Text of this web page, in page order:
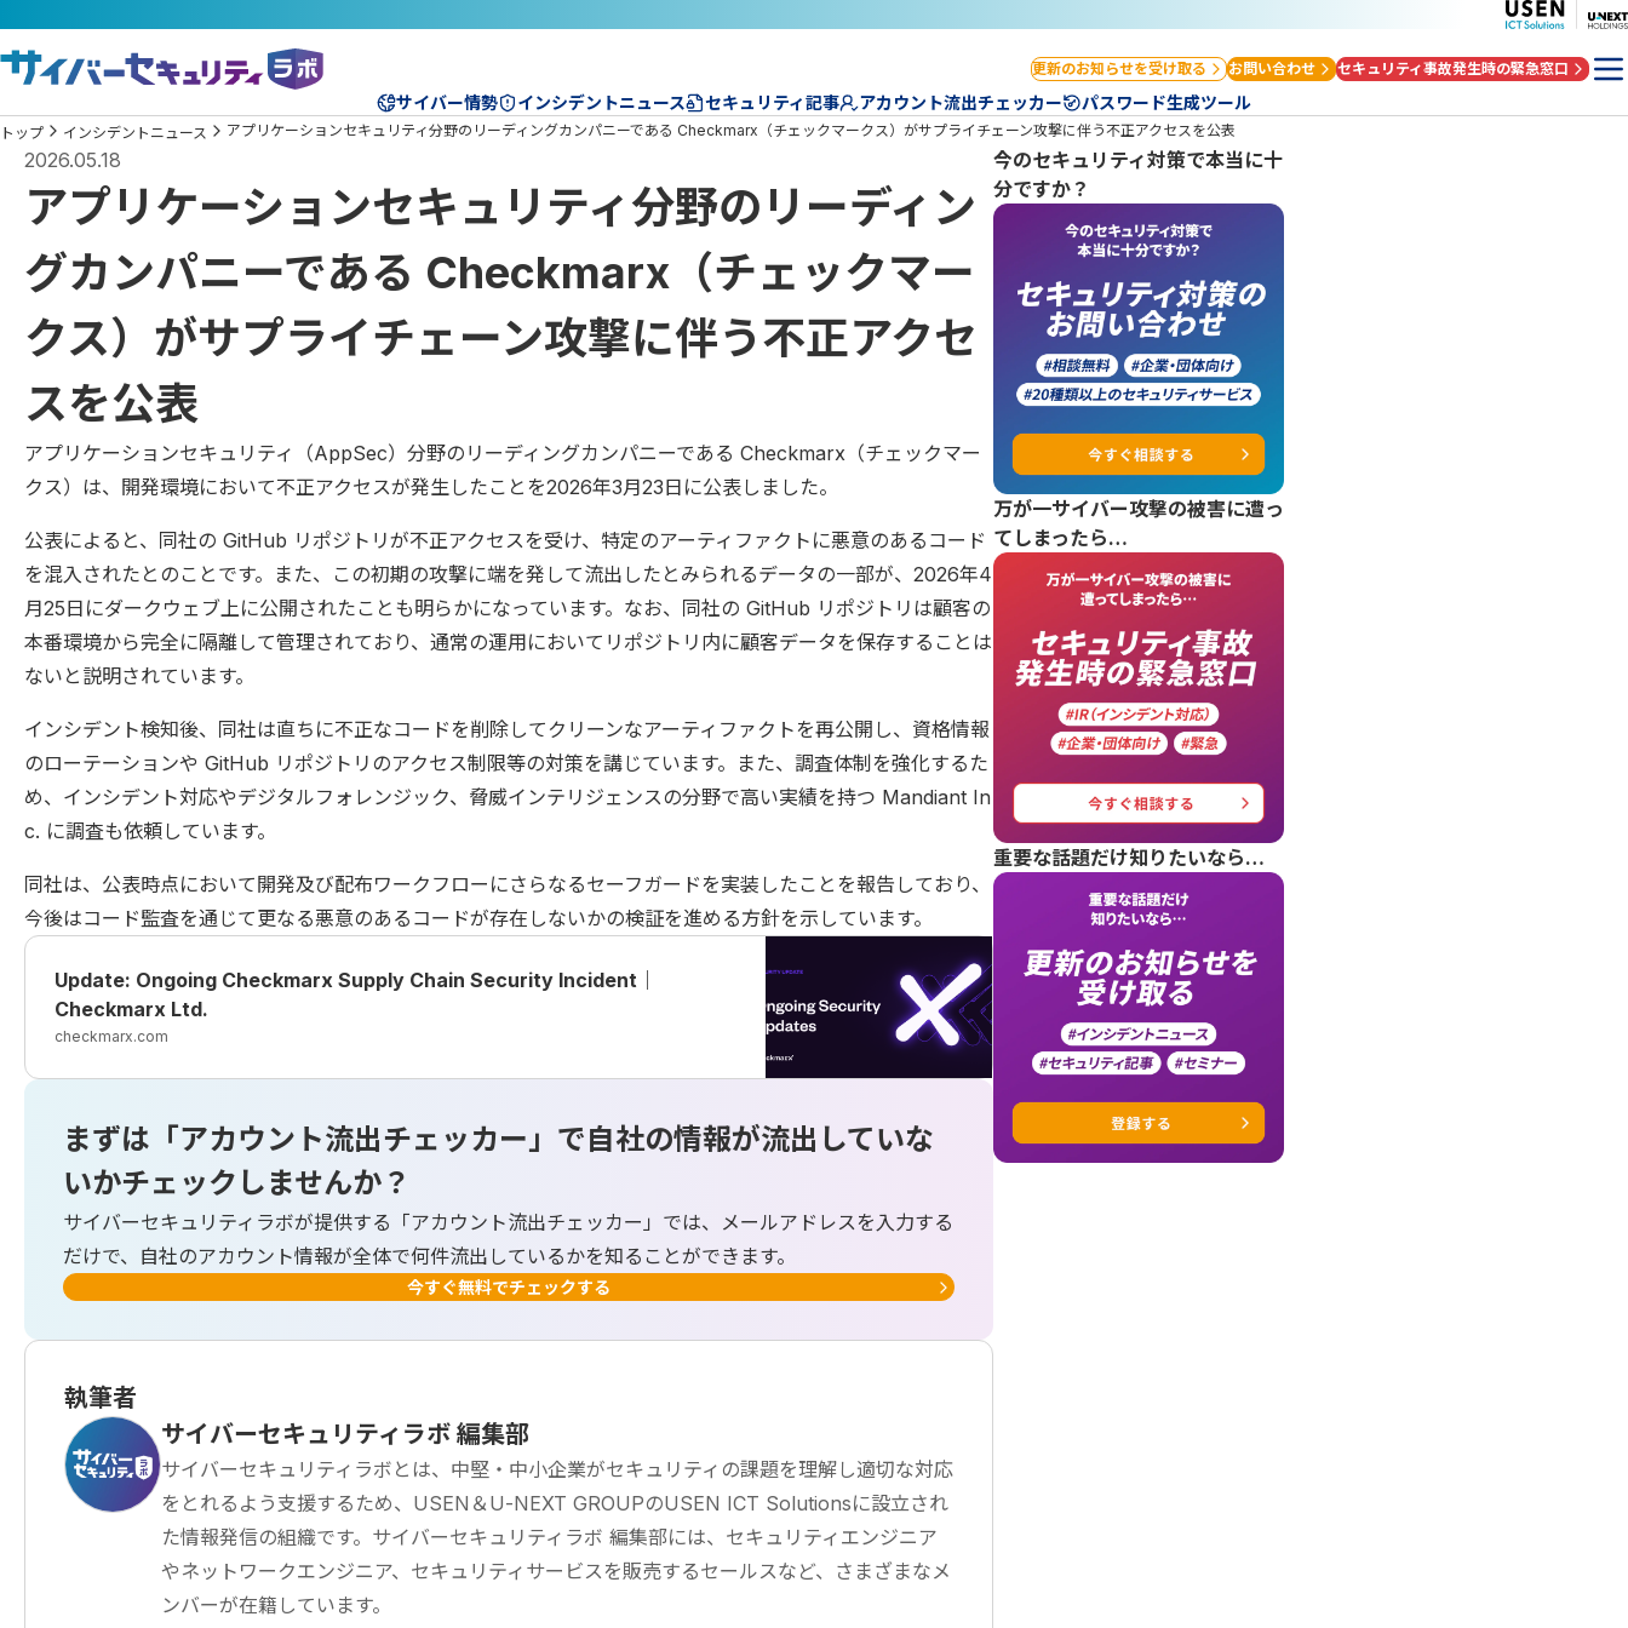
更新のお知らせを受け取る お問い合わせ セキュリティ事故発生時の緊急窓口
サイバー情勢 インシデントニュース セキュリティ記事 アカウント流出チェッカー パスワード生成ツール
トップ インシデントニュース アプリケーションセキュリティ分野のリーディングカンパニーである Checkmarx（チェックマークス）がサプライチェーン攻撃に伴う不正アクセスを公表
2026.05.18
アプリケーションセキュリティ分野のリーディン
グカンパニーである Checkmarx（チェックマー
クス）がサプライチェーン攻撃に伴う不正アクセ
スを公表
アプリケーションセキュリティ（AppSec）分野のリーディングカンパニーである Checkmarx（チェックマー
クス）は、開発環境において不正アクセスが発生したことを2026年3月23日に公表しました。
公表によると、同社の GitHub リポジトリが不正アクセスを受け、特定のアーティファクトに悪意のあるコード
を混入されたとのことです。また、この初期の攻撃に端を発して流出したとみられるデータの一部が、2026年4
月25日にダークウェブ上に公開されたことも明らかになっています。なお、同社の GitHub リポジトリは顧客の
本番環境から完全に隔離して管理されており、通常の運用においてリポジトリ内に顧客データを保存することは
ないと説明されています。
インシデント検知後、同社は直ちに不正なコードを削除してクリーンなアーティファクトを再公開し、資格情報
のローテーションや GitHub リポジトリのアクセス制限等の対策を講じています。また、調査体制を強化するた
め、インシデント対応やデジタルフォレンジック、脅威インテリジェンスの分野で高い実績を持つ Mandiant In
c. に調査も依頼しています。
同社は、公表時点において開発及び配布ワークフローにさらなるセーフガードを実装したことを報告しており、
今後はコード監査を通じて更なる悪意のあるコードが存在しないかの検証を進める方針を示しています。
Update: Ongoing Checkmarx Supply Chain Security Incident｜
Checkmarx Ltd.
checkmarx.com
まずは「アカウント流出チェッカー」で自社の情報が流出していな
いかチェックしませんか？
サイバーセキュリティラボが提供する「アカウント流出チェッカー」では、メールアドレスを入力する
だけで、自社のアカウント情報が全体で何件流出しているかを知ることができます。
今すぐ無料でチェックする
執筆者
サイバーセキュリティラボ 編集部
サイバーセキュリティラボとは、中堅・中小企業がセキュリティの課題を理解し適切な対応
をとれるよう支援するため、USEN＆U-NEXT GROUPのUSEN ICT Solutionsに設立され
た情報発信の組織です。サイバーセキュリティラボ 編集部には、セキュリティエンジニア
やネットワークエンジニア、セキュリティサービスを販売するセールスなど、さまざまなメ
ンバーが在籍しています。
今のセキュリティ対策で本当に十
分ですか？
万が一サイバー攻撃の被害に遭っ
てしまったら…
重要な話題だけ知りたいなら…